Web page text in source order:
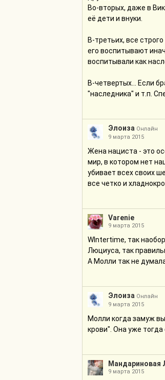
Во-вторых, даже в
её дети и внуки.
В-третьих, все
его воспитывают
воспитывали как
В-четвертых... Если
"наследника" и т.п.
Элоиза Онлайн
9 марта 2015
Жена нациста - это
мир, в котором нет
убивает всех своих
все четко и
Varenie
9 марта 2015
WIntertime, так
Люциуса, так
А Молли так не
Элоиза Онлайн
9 марта 2015
Молли когда замуж
крови". Она уже
Мандариновая
9 марта 2015